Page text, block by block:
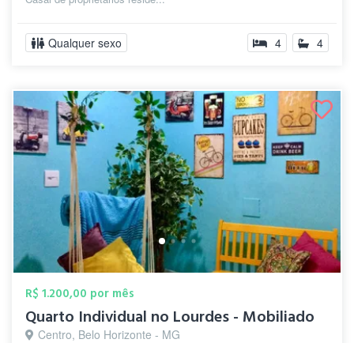
Qualquer sexo 4 4
R$ 1.200,00 por mês
Quarto Individual no Lourdes - Mobiliado
Centro, Belo Horizonte - MG